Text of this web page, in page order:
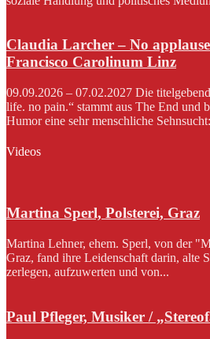
Claudia Larcher – No
Francisco Carolinum Linz
09.09.2026 – 07.02.2027 Die
life. no pain.“ stammt aus The End und
Humor eine sehr menschliche
Videos
Martina Sperl, Polsterei, Graz
Martina Lehner, ehem. Sperl, von der
Graz, fand ihre Leidenschaft darin, alte
zerlegen, aufzuwerten und von...
Paul Pfleger, Musiker /